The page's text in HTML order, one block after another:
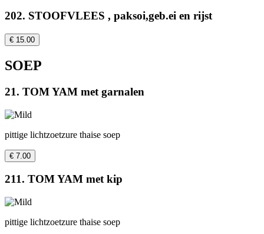
202. STOOFVLEES , paksoi,geb.ei en rijst
€ 15.00
SOEP
21. TOM YAM met garnalen
pittige lichtzoetzure thaise soep
€ 7.00
211. TOM YAM met kip
pittige lichtzoetzure thaise soep